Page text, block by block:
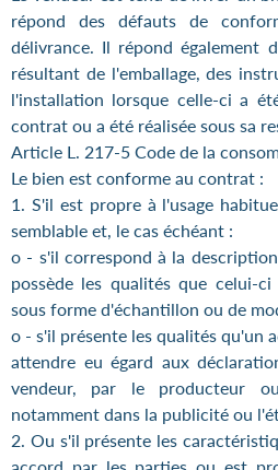
répond des défauts de
délivrance. Il répond également
résultant de l'emballage, des
l'installation lorsque celle-ci a
contrat ou a été réalisée sous sa
Article L. 217-5 Code de la
Le bien est conforme au contrat :
1. S'il est propre à l'usage
semblable et, le cas échéant :
o - s'il correspond à la
possède les qualités que celui-
sous forme d'échantillon ou de
o - s'il présente les qualités qu'un
attendre eu égard aux
vendeur, par le producteur
notamment dans la publicité ou
2. Ou s'il présente les